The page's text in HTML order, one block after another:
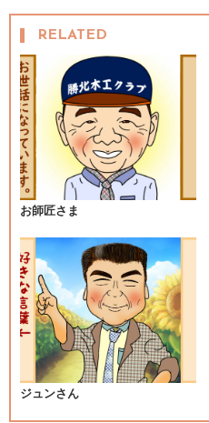
稿
ナ
ビ
ゲ
ー
シ
ョ
ン
RELATED
お師匠さま
ジュンさん